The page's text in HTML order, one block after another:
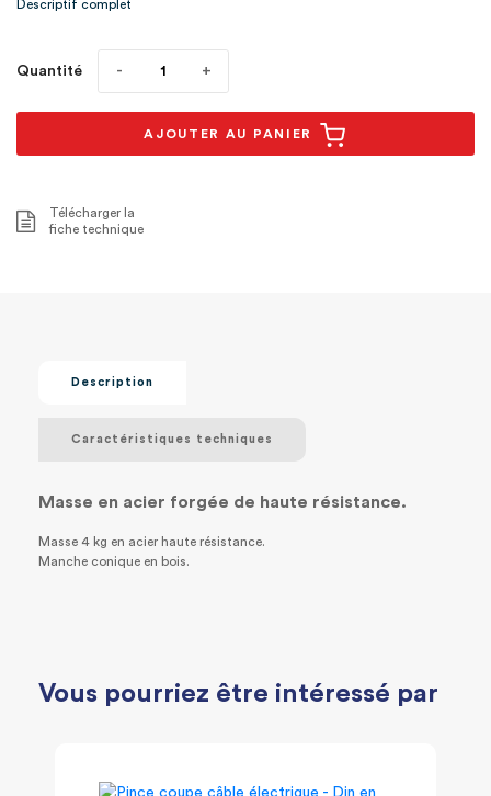
Descriptif complet
Quantité
AJOUTER AU PANIER
Télécharger la
fiche technique
Description
Caractéristiques techniques
Masse en acier forgée de haute résistance.
Masse 4 kg en acier haute résistance.
Manche conique en bois.
Vous pourriez être intéressé par